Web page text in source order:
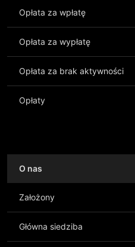
Opłata za wpłatę
Opłata za wypłatę
Opłata za brak aktywności
Opłaty
O nas
Założony
Główna siedziba